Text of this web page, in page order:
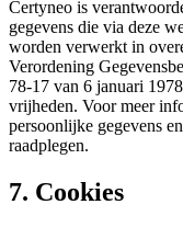
Certyneo is
gegevens die via deze
worden verwerkt in
Verordening
78-17 van 6 januari
vrijheden. Voor meer
persoonlijke gegevens
raadplegen.
7. Cookies